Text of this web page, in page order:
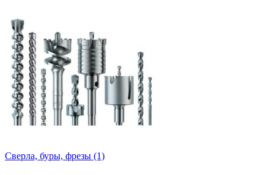
Сверла, буры, фрезы (1)